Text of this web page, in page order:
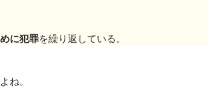
に犯罪を繰り返している。
ね。